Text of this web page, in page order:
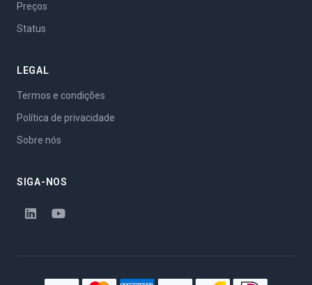
Preços
Status
LEGAL
Termos e condições
Política de privacidade
Sobre nós
SIGA-NOS